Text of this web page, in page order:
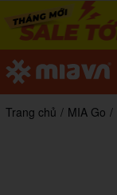
Trang chủ / MIA Go /